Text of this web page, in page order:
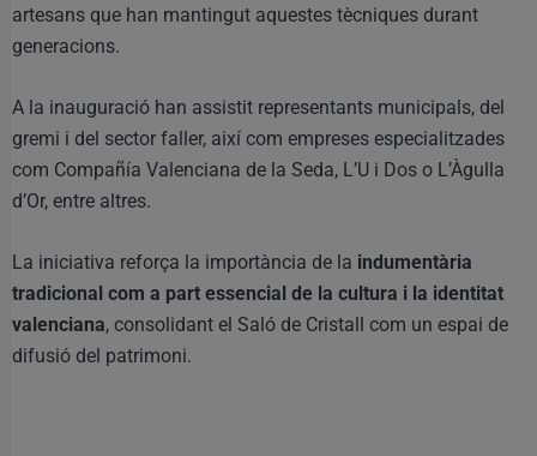
artesans que han mantingut aquestes tècniques durant
generacions.
A la inauguració han assistit representants municipals, del
gremi i del sector faller, així com empreses especialitzades
com Compañía Valenciana de la Seda, L’U i Dos o L’Àgulla
d’Or, entre altres.
La iniciativa reforça la importància de la indumentària
tradicional com a part essencial de la cultura i la identitat
valenciana, consolidant el Saló de Cristall com un espai de
difusió del patrimoni.